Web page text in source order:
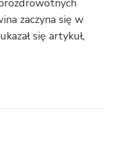
zaczyna się w
się artykuł,